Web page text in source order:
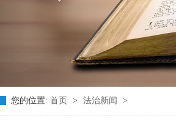
您的位置: 首页 > 法治新闻 >